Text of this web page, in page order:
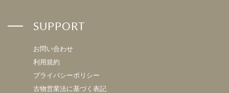
SUPPORT
お問い合わせ
利用規約
プライバシーポリシー
古物営業法に基づく表記